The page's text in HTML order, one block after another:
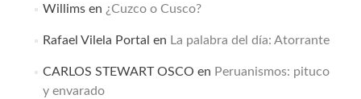
Willimsen ¿Cuzco o Cusco?
Rafael Vilela Portal en La palabra del día: Atorrante
CARLOS STEWART OSCO en Peruanismos: pituco
y envarado